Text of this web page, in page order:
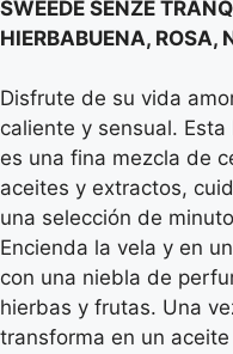
cantidad
SWEEDE SENZE
HIERBABUENA,
Disfrute de su vida
caliente y sensual.
es una fina mezcla de
aceites y extractos,
una selección de
Encienda la vela y en
con una niebla de
hierbas y frutas. Una
transforma en un